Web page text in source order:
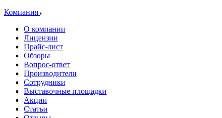
Компания
О компании
Лицензии
Прайс-лист
Обзоры
Вопрос-ответ
Производители
Сотрудники
Выставочные площадки
Акции
Статьи